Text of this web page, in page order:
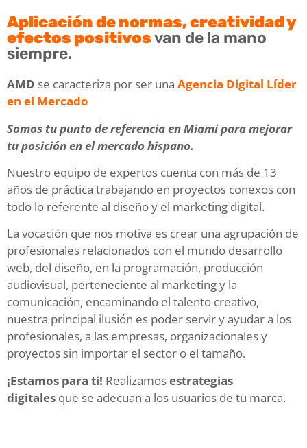
Aplicación de normas, creatividad y
efectos positivosvan de la mano
siempre.
AMD se caracteriza por ser una Agencia Digital Líder
en el Mercado
Somos tu punto de referencia en Miami para mejorar
tu posición en el mercado hispano.
Nuestro equipo de expertos cuenta con más de 13
años de práctica trabajando en proyectos conexos con
todo lo referente al diseño y el marketing digital.
La vocación que nos motiva es crear una agrupación de
profesionales relacionados con el mundo desarrollo
web, del diseño, en la programación, producción
audiovisual, perteneciente al marketing y la
comunicación, encaminando el talento creativo,
nuestra principal ilusión es poder servir y ayudar a los
profesionales, a las empresas, organizacionales y
proyectos sin importar el sector o el tamaño.
¡Estamos para ti! Realizamosestrategias
digitales que se adecuan a los usuarios de tu marca.